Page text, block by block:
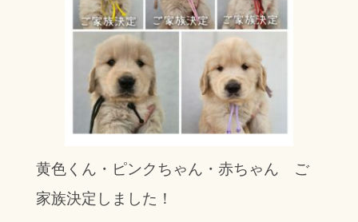
黄色くん・ピンクちゃん・赤ちゃん ご
家族決定しました！